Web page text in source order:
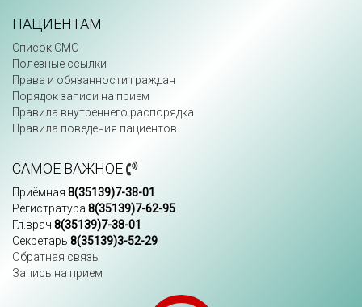
ПАЦИЕНТАМ
Список СМО
Полезные ссылки
Права и обязанности граждан
Порядок записи на прием
Правила внутреннего распорядка
Правила поведения пациентов
САМОЕ ВАЖНОЕ
Приёмная 8(35139)7-38-01
Регистратура 8(35139)7-62-95
Гл.врач 8(35139)7-38-01
Секретарь 8(35139)3-52-29
Обратная связь
Запись на прием